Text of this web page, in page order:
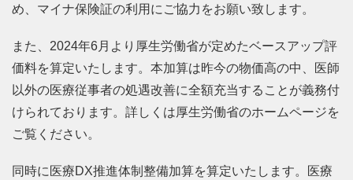
め、マイナ保険証の利用にご協力をお願い致します。
また、2024年6月より厚生労働省が定めたベースアップ評
価料を算定いたします。本加算は昨今の物価高の中、医師
以外の医療従事者の処遇改善に全額充当することが義務付
けられております。詳しくは厚生労働省のホームページを
ご覧ください。
同時に医療DX推進体制整備加算を算定いたします。医療